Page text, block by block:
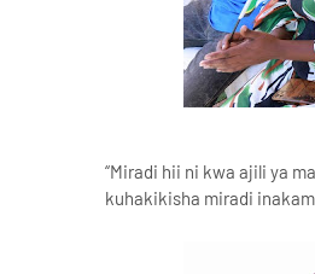
“Miradi hii ni kwa ajili ya
kuhakikisha miradi